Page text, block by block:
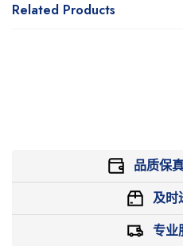
Related Products
品质保
及时
专业